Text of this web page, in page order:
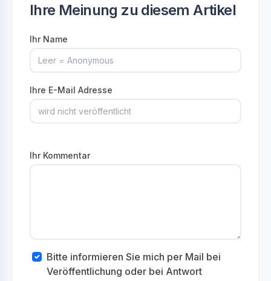
Ihre Meinung zu diesem Artikel
Ihr Name
Ihre E-Mail Adresse
Ihr Kommentar
Bitte informieren Sie mich per Mail bei
Veröffentlichung oder bei Antwort